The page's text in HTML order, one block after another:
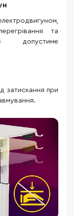
та
допустиме
затискання при